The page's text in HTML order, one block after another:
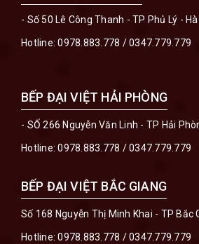
- Số 50 Lê Công Thanh - TP Phủ Lý -
Hotline:0978.883.778 /0347.779.779
BẾP ĐẠI VIỆT HẢI PHÒNG
- SỐ 266 Nguyễn Văn Linh - TP Hải
Hotline:0978.883.778 /0347.779.779
BẾP ĐẠI VIỆT BẮC GIANG
Số 168 Nguyễn Thị Minh Khai - TP Bắc
Hotline:0978.883.778 /0347.779.779